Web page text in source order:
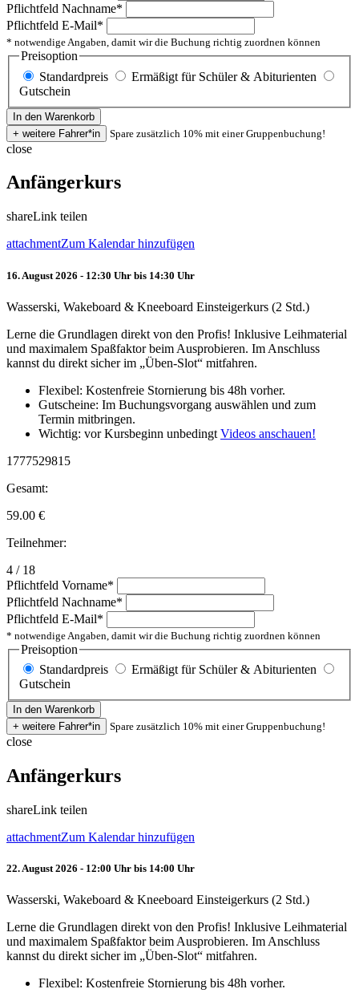
Pflichtfeld Nachname*
Pflichtfeld E-Mail*
* notwendige Angaben, damit wir die Buchung richtig zuordnen können
Preisoption
Standardpreis
Ermäßigt für Schüler & Abiturienten
Gutschein
Spare zusätzlich 10% mit einer Gruppenbuchung!
close
Anfängerkurs
shareLink teilen
attachmentZum Kalendar hinzufügen
16. August 2026 - 12:30 Uhr bis 14:30 Uhr
Wasserski, Wakeboard & Kneeboard Einsteigerkurs (2 Std.)
Lerne die Grundlagen direkt von den Profis! Inklusive Leihmaterial
und maximalem Spaßfaktor beim Ausprobieren. Im Anschluss
kannst du direkt sicher im „Üben-Slot“ mitfahren.
Flexibel: Kostenfreie Stornierung bis 48h vorher.
Gutscheine: Im Buchungsvorgang auswählen und zum
Termin mitbringen.
Wichtig: vor Kursbeginn unbedingt Videos anschauen!
1777529815
Gesamt:
59.00 €
Teilnehmer:
4 / 18
Pflichtfeld Vorname*
Pflichtfeld Nachname*
Pflichtfeld E-Mail*
* notwendige Angaben, damit wir die Buchung richtig zuordnen können
Preisoption
Standardpreis
Ermäßigt für Schüler & Abiturienten
Gutschein
Spare zusätzlich 10% mit einer Gruppenbuchung!
close
Anfängerkurs
shareLink teilen
attachmentZum Kalendar hinzufügen
22. August 2026 - 12:00 Uhr bis 14:00 Uhr
Wasserski, Wakeboard & Kneeboard Einsteigerkurs (2 Std.)
Lerne die Grundlagen direkt von den Profis! Inklusive Leihmaterial
und maximalem Spaßfaktor beim Ausprobieren. Im Anschluss
kannst du direkt sicher im „Üben-Slot“ mitfahren.
Flexibel: Kostenfreie Stornierung bis 48h vorher.